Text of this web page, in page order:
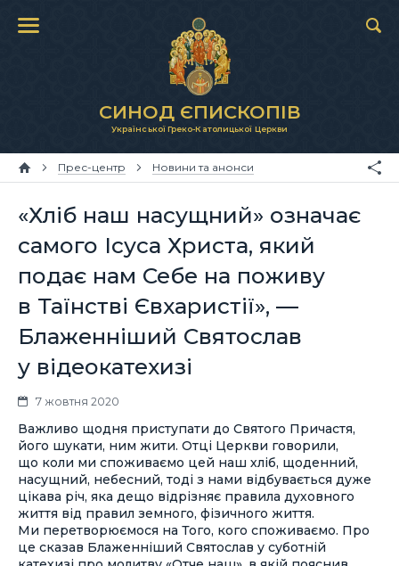
СИНОД ЄПИСКОПІВ
Української Греко-Католицької Церкви
Прес-центр Новини та анонси
«Хліб наш насущний» означає
самого Ісуса Христа, який
подає нам Себе на поживу
в Таїнстві Євхаристії», —
Блаженніший Святослав
у відеокатехизі
7 жовтня 2020
Важливо щодня приступати до Святого Причастя,
його шукати, ним жити. Отці Церкви говорили,
що коли ми споживаємо цей наш хліб, щоденний,
насущний, небесний, тоді з нами відбувається дуже
цікава річ, яка дещо відрізняє правила духовного
життя від правил земного, фізичного життя.
Ми перетворюємося на Того, кого споживаємо. Про
це сказав Блаженніший Святослав у суботній